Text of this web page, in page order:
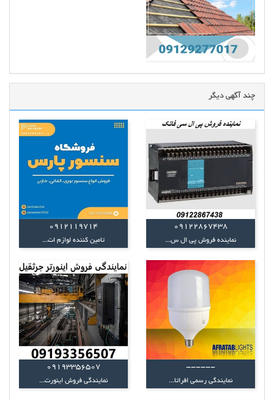
چند آگهی دیگر
09122867438
نماینده فروش پی ال س...
0912119714
تامین کننده لوازم ات...
------
نمایندگی رسمی افراتا...
09193356507
نمایندگی فروش اینورت...